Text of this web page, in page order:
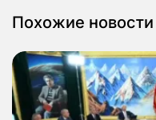
Похожие новости